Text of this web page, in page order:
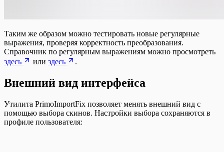
Таким же образом можно тестировать новые регулярные
выражения, проверяя корректность преобразования.
Справочник по регулярным выражениям можно просмотреть
здесь
или здесь .
Внешний вид интерфейса
Утилита PrimoImportFix позволяет менять внешний вид с
помощью выбора скинов. Настройки выбора сохраняются в
профиле пользователя: